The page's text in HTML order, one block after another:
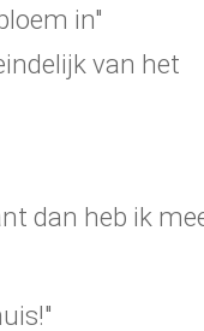
in"
van het
dan heb ik